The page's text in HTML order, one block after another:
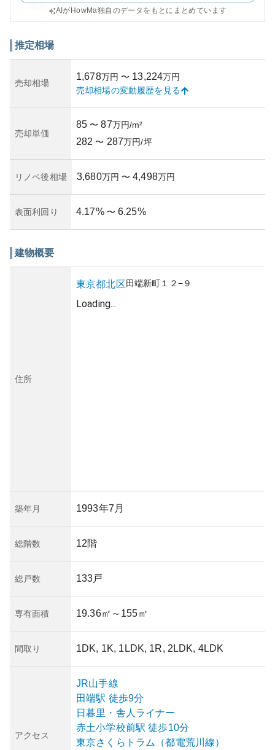
い環境です。
は、アクセスの良さと周辺環境から中長期的には比較的安
れます。
所有リスクとしては、競合物件の増加により賃料や売買相
場が変動する可能性があります。また、築年数が経つにつ
あります。全体として、都心へのアクセスを重視するユー
ザーにとっては魅力的な物件と言えるでしょう。しかし、
AIがHowMa独自のデータをもとにまとめています
推定相場
売却相場
1,678万円 〜 13,224万円
売却相場の変動履歴を見る
売却単価
85 〜 87万円/m²
282 〜 287万円/坪
リノベ後相場 3,680万円 〜 4,498万円
表面利回り 4.17% 〜 6.25%
建物概要
住所
東京都北区田端新町１２−９
Loading...
築年月 1993年7月
総階数 12階
総戸数 133戸
専有面積 19.36㎡ ～155㎡
間取り 1DK, 1K, 1LDK, 1R, 2LDK, 4LDK
アクセス
JR山手線
田端駅 徒歩9分
日暮里・舎人ライナー
赤土小学校前駅 徒歩10分
東京さくらトラム（都電荒川線）